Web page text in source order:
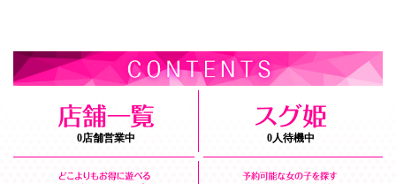
0店舗営業中 0人待機中